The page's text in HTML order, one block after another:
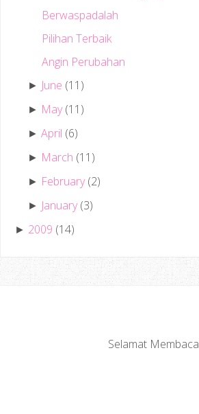
Berwaspadalah
Pilihan Terbaik
Angin Perubahan
► June (11)
► May (11)
►April (6)
► March (11)
► February (2)
► January (3)
► 2009 (14)
Selamat Membaca